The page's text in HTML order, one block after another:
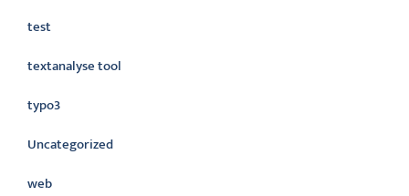
test
textanalyse tool
typo3
Uncategorized
web